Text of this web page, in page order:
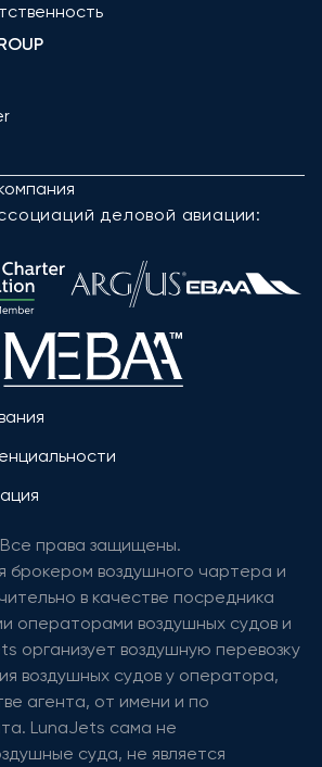
деловой авиации:
права защищены.
брокером воздушного чартера и
в качестве посредника
операторами воздушных судов и
организует воздушную перевозку
воздушных судов у оператора,
агента, от имени и по
LunaJets сама не
суда, не является